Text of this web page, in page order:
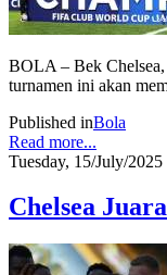
BOLA – Bek Chelsea,
turnamen ini akan
Published inBola
Read more...
Tuesday, 15/July/2025
Chelsea